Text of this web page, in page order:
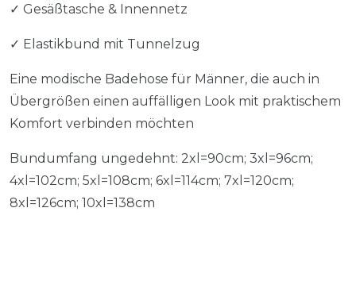
✓ Gesäßtasche & Innennetz
✓ Elastikbund mit Tunnelzug
Eine modische Badehose für Männer, die auch in
Übergrößen einen auffälligen Look mit praktischem
Komfort verbinden möchten
Bundumfang ungedehnt: 2xl=90cm; 3xl=96cm;
4xl=102cm; 5xl=108cm; 6xl=114cm; 7xl=120cm;
8xl=126cm; 10xl=138cm